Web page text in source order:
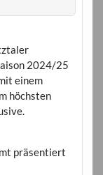
2024/25
einem
höchsten
präsentiert